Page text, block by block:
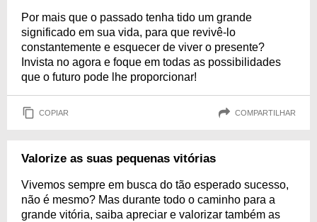
Por mais que o passado tenha tido um grande
significado em sua vida, para que revivê-lo
constantemente e esquecer de viver o presente?
Invista no agora e foque em todas as possibilidades
que o futuro pode lhe proporcionar!
COPIAR COMPARTILHAR
Valorize as suas pequenas vitórias
Vivemos sempre em busca do tão esperado sucesso,
não é mesmo? Mas durante todo o caminho para a
grande vitória, saiba apreciar e valorizar também as